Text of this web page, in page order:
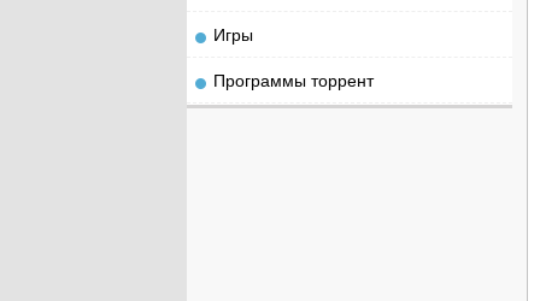
Игры
Программы торрент